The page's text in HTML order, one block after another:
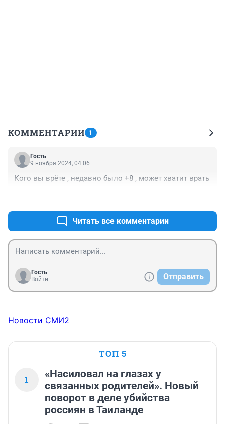
КОММЕНТАРИИ 1
Гость
9 ноября 2024, 04:06
Кого вы врёте , недавно было +8 , может хватит врать
Читать все комментарии
Гость
Войти
Отправить
Новости СМИ2
ТОП 5
1
«Насиловал на глазах у
связанных родителей». Новый
поворот в деле убийства
россиян в Таиланде